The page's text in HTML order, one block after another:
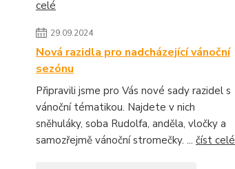
celé
29.09.2024
Nová razidla pro nadcházející vánoční
sezónu
Připravili jsme pro Vás nové sady razidel s
vánoční tématikou. Najdete v nich
sněhuláky, soba Rudolfa, anděla, vločky a
samozřejmě vánoční stromečky. ... číst celé